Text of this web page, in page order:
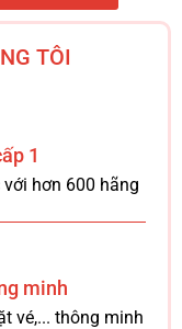
TÔI
1
hơn 600 hãng
minh
vé,... thông minh